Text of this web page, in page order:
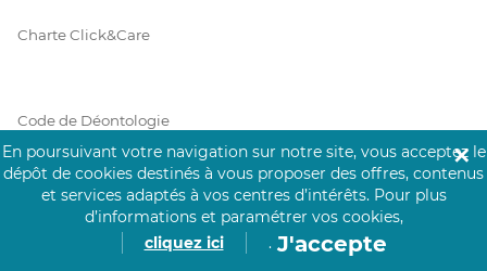
Charte Click&Care
Code de Déontologie
Mentions Légales
En poursuivant votre navigation sur notre site, vous acceptez le
dépôt de cookies destinés à vous proposer des offres, contenus
et services adaptés à vos centres d’intérêts. Pour plus
d’informations et paramétrer vos cookies,
cliquez ici
. J'accepte
✕